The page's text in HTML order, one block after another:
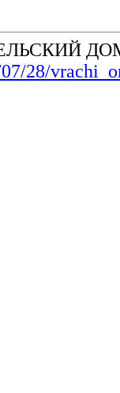
28/